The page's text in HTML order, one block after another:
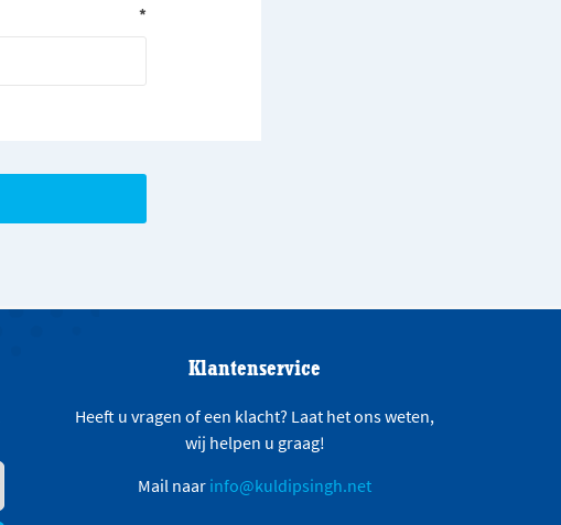
*
Klantenservice
Heeft u vragen of een klacht? Laat het ons weten,
wij helpen u graag!
Mail naar info@kuldipsingh.net